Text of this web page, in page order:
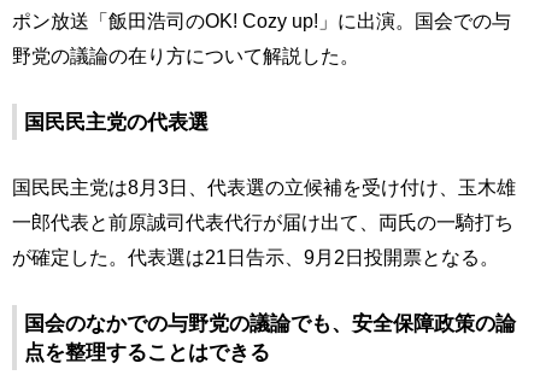
ポン放送「飯田浩司のOK! Cozy up!」に出演。国会での与
野党の議論の在り方について解説した。
国民民主党の代表選
国民民主党は8月3日、代表選の立候補を受け付け、玉木雄
一郎代表と前原誠司代表代行が届け出て、両氏の一騎打ち
が確定した。代表選は21日告示、9月2日投開票となる。
国会のなかでの与野党の議論でも、安全保障政策の論
点を整理することはできる